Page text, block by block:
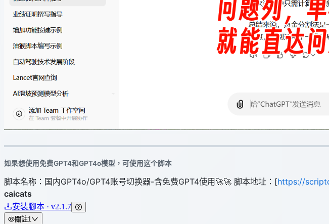
如果想使用免费GPT4和GPT4o模型，可使用这个脚本
脚本名称：国内GPT4o/GPT4账号切换器-含免费GPT4使用🚀🚀 脚本地址：[https://
caicats
安裝腳本 · v2.1.7
關註1